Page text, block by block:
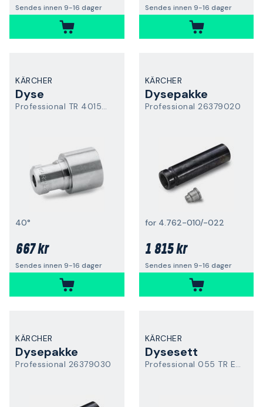
Sendes innen 9-16 dager Sendes innen 9-16 dager
KÄRCHER
Dyse
Professional TR 40150 Easy Force
40°
667 kr
Sendes innen 9-16 dager
KÄRCHER
Dysepakke
Professional 26379020
for 4.762-010/-022
1 815 kr
Sendes innen 9-16 dager
KÄRCHER
Dysepakke
Professional 26379030
KÄRCHER
Dysesett
Professional 055 TR Easy Force